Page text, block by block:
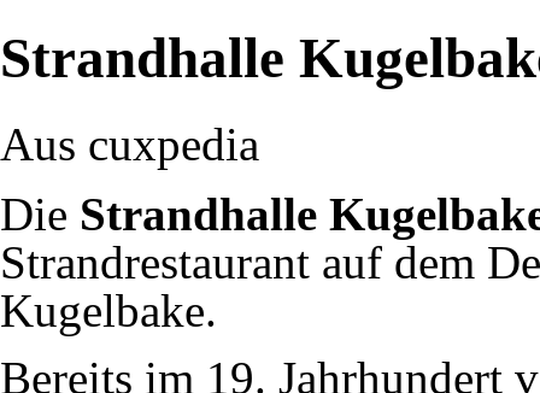
Strandhalle
Aus cuxpedia
Die Strandhalle
Strandrestaurant auf dem
Kugelbake.
Bereits im 19. Jahrhundert